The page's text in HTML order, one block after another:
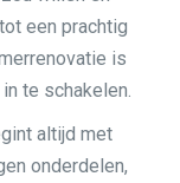
een prachtig
is
te schakelen.
altijd met
onderdelen,